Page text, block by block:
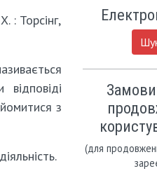
: Торсінг,
з
(для